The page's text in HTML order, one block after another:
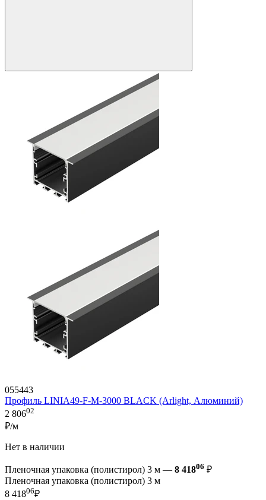
055443
Профиль LINIA49-F-M-3000 BLACK (Arlight, Алюминий)
2 80602
₽/м
Нет в наличии
Пленочная упаковка (полистирол) 3 м — 8 41806 ₽
Пленочная упаковка (полистирол) 3 м
8 41806₽